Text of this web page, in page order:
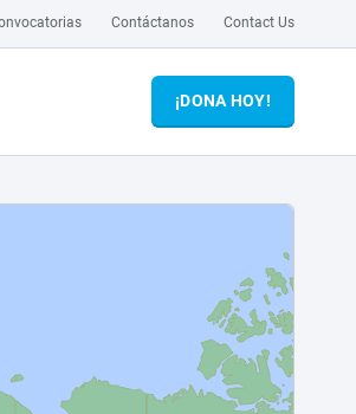
Contáctanos Contact Us
¡DONA HOY!